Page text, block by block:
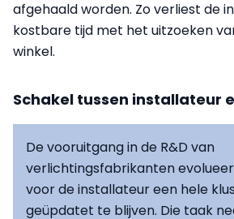
afgehaald worden. Zo verliest de
kostbare tijd met het uitzoeken
winkel.
Schakel tussen installateur
De vooruitgang in de R&D van
verlichtingsfabrikanten
voor de installateur een hele
geüpdatet te blijven. Die taak